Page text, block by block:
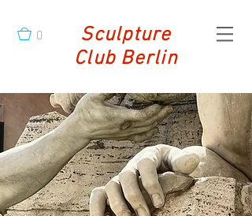
0
Sculpture
Club Berlin